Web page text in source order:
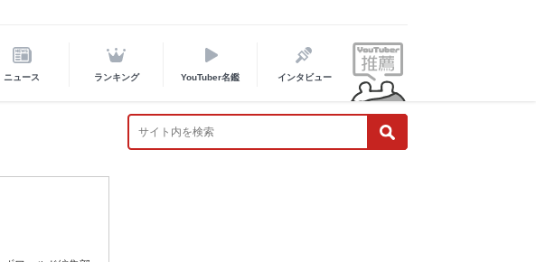
ニュース ランキング YouTuber名鑑 インタビュー